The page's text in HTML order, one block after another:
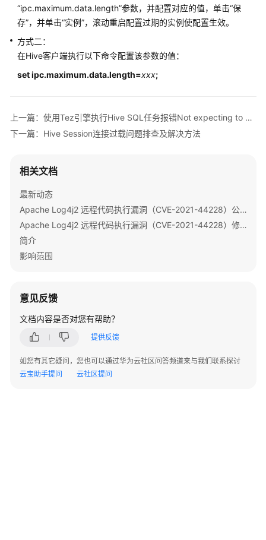
使
用
Doris
用
使
用
使
Guardian
使
用
HBase
用
使
HetuEngine
“ipc.maximum.data.length”参数，并配置对应的值，单击“保
存”，并单击“实例”，滚动重启配置过期的实例使配置生效。
方式二：
在Hive客户端执行以下命令配置该参数的值：
set ipc.maximum.data.length=xxx;
上一篇：使用Tez引擎执行Hive SQL任务报错Not expecting to handle any events
下一篇：Hive Session连接过载问题排查及解决方法
相关文档
最新动态
Apache Log4j2 远程代码执行漏洞（CVE-2021-44228）公告
Apache Log4j2 远程代码执行漏洞（CVE-2021-44228）修复指导
简介
影响范围
意见反馈
文档内容是否对您有帮助？
提供反馈
如您有其它疑问，您也可以通过华为云社区问答频道来与我们联系探讨
云宝助手提问
云社区提问